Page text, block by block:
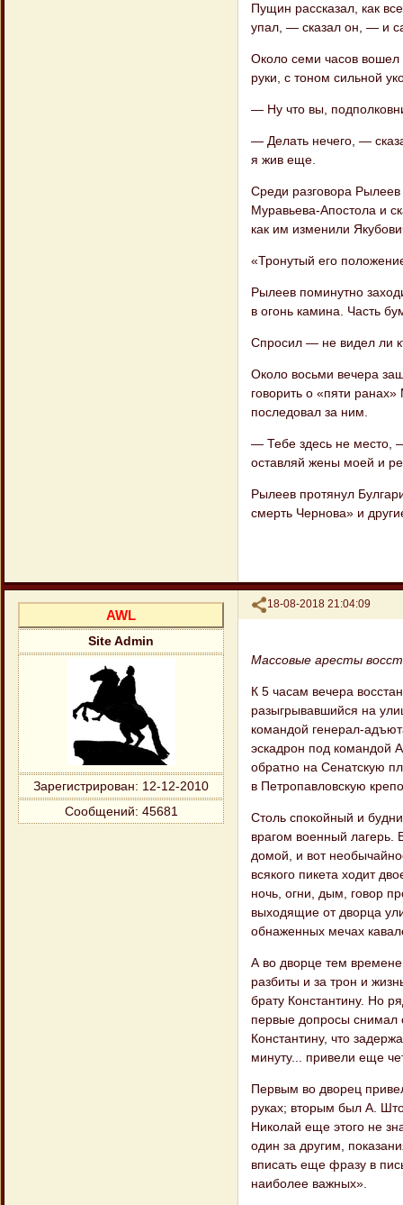
Пущин рассказал, как
упал, — сказал он, — и
Около семи часов вошел
руки, с тоном сильной
— Ну что вы,
— Делать нечего, —
я жив еще.
Среди разговора Рылеев
Муравьева-Апостола и
как им изменили
«Тронутый его
Рылеев поминутно
в огонь камина. Часть
Спросил — не видел ли
Около восьми вечера
говорить о «пяти
последовал за ним.
— Тебе здесь не место,
оставляй жены моей и
Рылеев протянул
смерть Чернова» и
Поделиться
18-08-2018 21:04:09
AWL
Site Admin
Зарегистрирован: 12-12-2010
Сообщений: 45681
Массовые аресты
К 5 часам вечера
разыгрывавшийся на
командой генерал-
эскадрон под командой
обратно на Сенатскую
в Петропавловскую
Столь спокойный и
врагом военный лагерь.
домой, и вот
всякого пикета ходит
ночь, огни, дым, говор
выходящие от дворца
обнаженных мечах
А во дворце тем
разбиты и за трон и
брату Константину. Но
первые допросы снимал
Константину, что
минуту... привели еще
Первым во дворец
руках; вторым был А.
Николай еще этого не
один за другим,
вписать еще фразу в
наиболее важных».